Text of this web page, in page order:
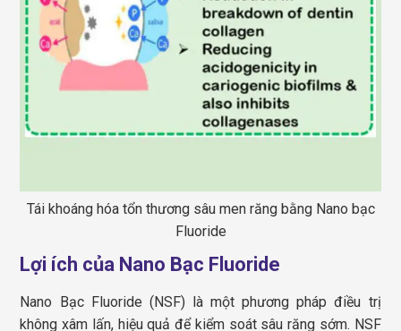
Tái khoáng hóa tổn thương sâu men răng bằng Nano bạc
Fluoride
Lợi ích của Nano Bạc Fluoride
Nano Bạc Fluoride (NSF) là một phương pháp điều trị
không xâm lấn, hiệu quả để kiểm soát sâu răng sớm. NSF